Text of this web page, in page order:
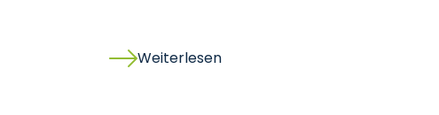
Weiterlesen